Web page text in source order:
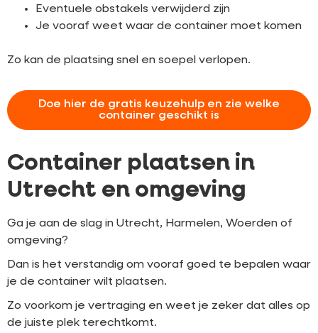
Eventuele obstakels verwijderd zijn
Je vooraf weet waar de container moet komen
Zo kan de plaatsing snel en soepel verlopen.
Doe hier de gratis keuzehulp en zie welke
container geschikt is
Container plaatsen in
Utrecht en omgeving
Ga je aan de slag in Utrecht, Harmelen, Woerden of
omgeving?
Dan is het verstandig om vooraf goed te bepalen waar
je de container wilt plaatsen.
Zo voorkom je vertraging en weet je zeker dat alles op
de juiste plek terechtkomt.